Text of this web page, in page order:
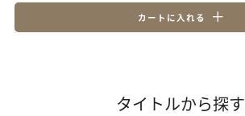
カートに入れる
タイトルから探す